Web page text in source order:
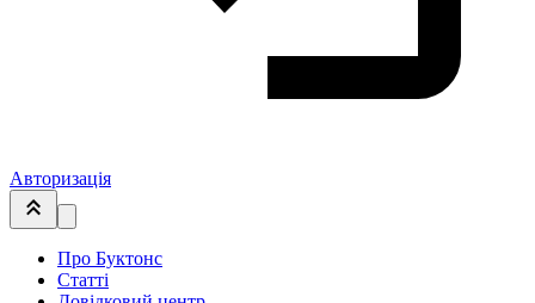
Авторизація
Про Буктонс
Статті